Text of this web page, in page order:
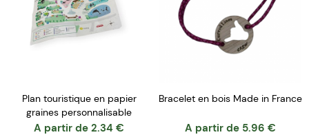
Plan touristique en papier
graines personnalisable
A partir de 2.34 €
Bracelet en bois Made in France
A partir de 5.96 €